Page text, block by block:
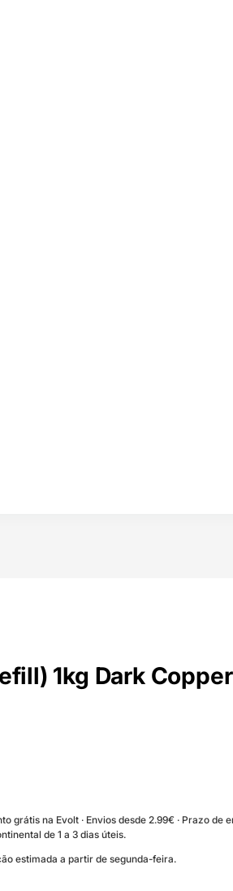
1kg Dark
grátis na Evolt · Envios desde 2.99€ · Prazo de
de 1 a 3 dias úteis.
estimada a partir de segunda-feira.